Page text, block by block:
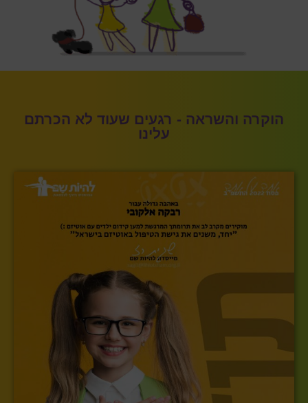
הוקרה והשראה - רגעים שעוד לא הכרתם
עלינו